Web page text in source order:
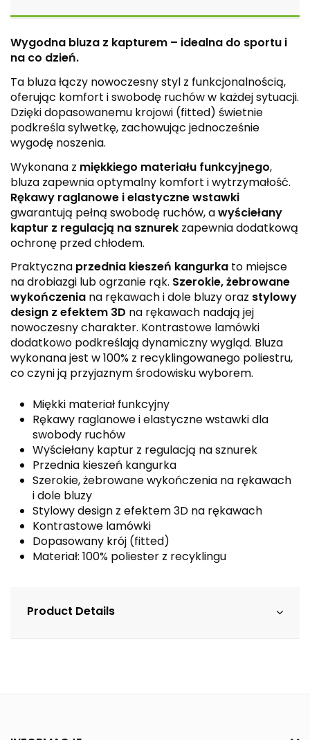
Wygodna bluza z kapturem – idealna do sportu i
na co dzień.
Ta bluza łączy nowoczesny styl z funkcjonalnością,
oferując komfort i swobodę ruchów w każdej sytuacji.
Dzięki dopasowanemu krojowi (fitted) świetnie
podkreśla sylwetkę, zachowując jednocześnie
wygodę noszenia.
Wykonana z miękkiego materiału funkcyjnego,
bluza zapewnia optymalny komfort i wytrzymałość.
Rękawy raglanowe i elastyczne wstawki
gwarantują pełną swobodę ruchów, awyściełany
kaptur z regulacją na sznurek zapewnia dodatkową
ochronę przed chłodem.
Praktyczna przednia kieszeń kangurka to miejsce
na drobiazgi lub ogrzanie rąk. Szerokie, żebrowane
wykończenia na rękawach i dole bluzy oraz stylowy
design z efektem 3D na rękawach nadają jej
nowoczesny charakter. Kontrastowe lamówki
dodatkowo podkreślają dynamiczny wygląd. Bluza
wykonana jest w 100% z recyklingowanego poliestru,
co czyni ją przyjaznym środowisku wyborem.
Miękki materiał funkcyjny
Rękawy raglanowe i elastyczne wstawki dla
swobody ruchów
Wyściełany kaptur z regulacją na sznurek
Przednia kieszeń kangurka
Szerokie, żebrowane wykończenia na rękawach
i dole bluzy
Stylowy design z efektem 3D na rękawach
Kontrastowe lamówki
Dopasowany krój (fitted)
Materiał: 100% poliester z recyklingu
Product Details